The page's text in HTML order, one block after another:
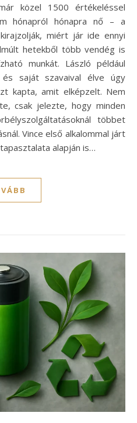
közel 1500 értékeléssel
hónapról hónapra nő – a
miért jár ide ennyi
hetekből több vendég is
munkát. László például
és saját szavaival élve úgy
kapta, amit elképzelt. Nem
csak jelezte, hogy minden
többet
Vince első alkalommal járt
alapján is…